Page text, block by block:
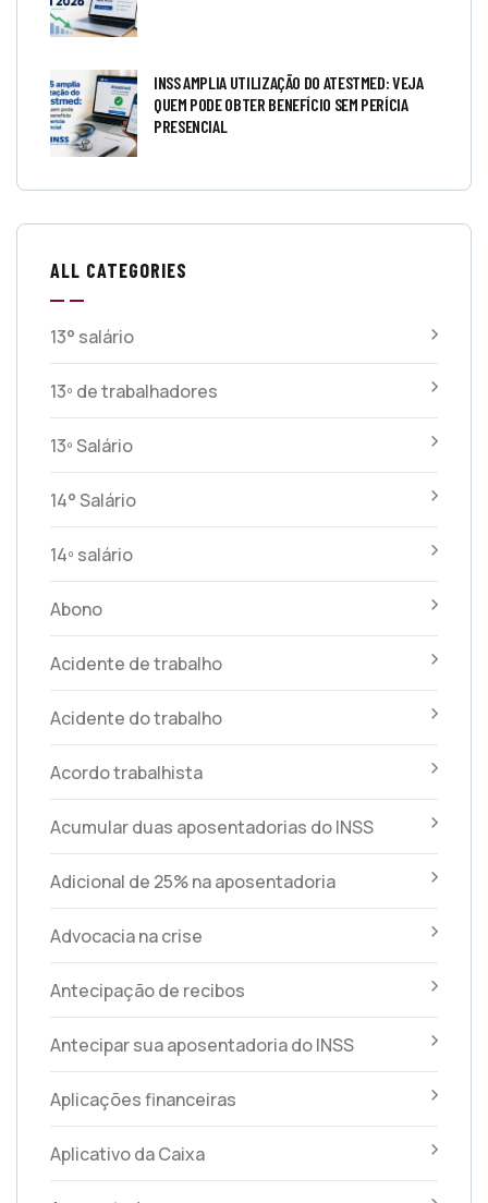
INSS AMPLIA UTILIZAÇÃO DO ATESTMED: VEJA
QUEM PODE OBTER BENEFÍCIO SEM PERÍCIA
PRESENCIAL
ALL CATEGORIES
13° salário
13º de trabalhadores
13º Salário
14° Salário
14º salário
Abono
Acidente de trabalho
Acidente do trabalho
Acordo trabalhista
Acumular duas aposentadorias do INSS
Adicional de 25% na aposentadoria
Advocacia na crise
Antecipação de recibos
Antecipar sua aposentadoria do INSS
Aplicações financeiras
Aplicativo da Caixa